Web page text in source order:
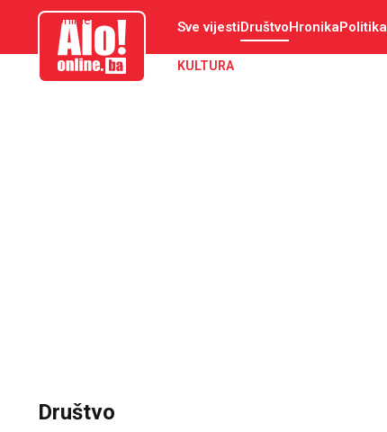
aloonline.ba Sve vijestiDruštvoHronikaPolitika
KULTURA
Društvo